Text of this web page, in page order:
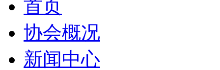
首页
协会概况
新闻中心